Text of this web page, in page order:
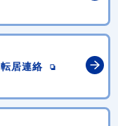
転居連絡